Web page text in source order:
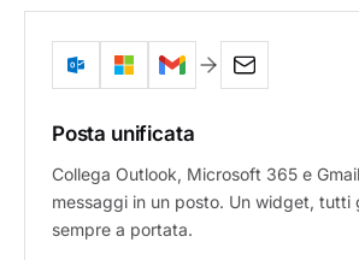
Posta unificata
Collega Outlook, Microsoft 365 e
messaggi in un posto. Un widget, tutti
sempre a portata.